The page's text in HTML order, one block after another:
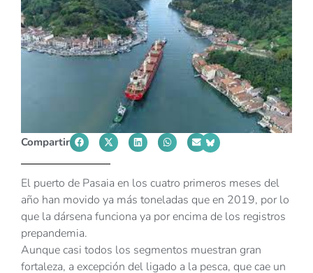
Compartir
El puerto de Pasaia en los cuatro primeros meses del
año han movido ya más toneladas que en 2019, por lo
que la dársena funciona ya por encima de los registros
prepandemia.
Aunque casi todos los segmentos muestran gran
fortaleza, a excepción del ligado a la pesca, que cae un